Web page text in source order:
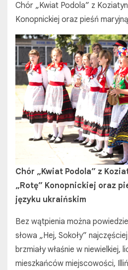
Chór „Kwiat Podola” z
Konopnickiej oraz pieśń
Chór „Kwiat Podola” z
„Rotę” Konopnickiej oraz
języku ukraińskim
Bez wątpienia można
słowa „Hej, Sokoły”
brzmiały właśnie w niewielkiej,
mieszkańców miejscowości,